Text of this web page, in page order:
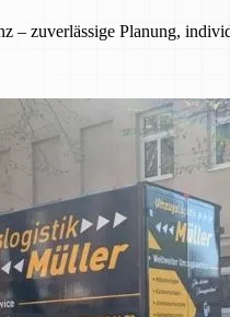
– zuverlässige Planung,